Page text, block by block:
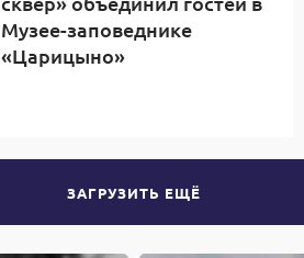
Музее-заповеднике
«Царицыно»
ЗАГРУЗИТЬ ЕЩЁ